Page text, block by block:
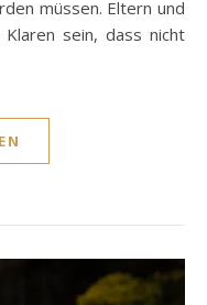
müssen. Eltern und
sein, dass nicht